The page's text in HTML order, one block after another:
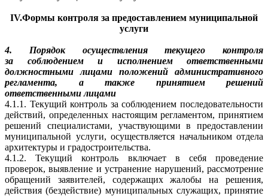
IV.Формы контроля за предоставлением муниципальной
услуги
4. Порядок осуществления текущего контроля
за соблюдением и исполнением ответственными
должностными лицами положений административного
регламента, а также принятием решений
ответственными лицами
4.1.1. Текущий контроль за соблюдением последовательности
действий, определенных настоящим регламентом, принятием
решений специалистами, участвующими в предоставлении
муниципальной услуги, осуществляется начальником отдела
архитектуры и градостроительства.
4.1.2. Текущий контроль включает в себя проведение
проверок, выявление и устранение нарушений, рассмотрение
обращений заявителей, содержащих жалобы на решения,
действия (бездействие) муниципальных служащих, принятие